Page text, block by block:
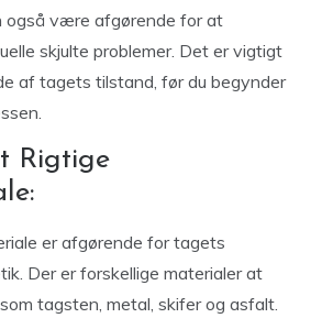
også være afgørende for at
skjulte problemer. Det er vigtigt
af tagets tilstand, før du begynder
Rigtige
er afgørende for tagets
Der er forskellige materialer at
tagsten, metal, skifer og asfalt.